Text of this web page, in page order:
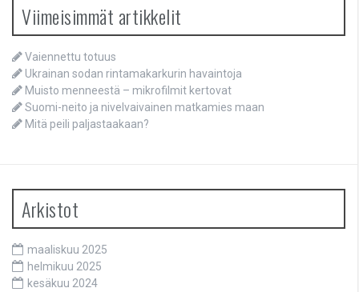
Viimeisimmät artikkelit
Vaiennettu totuus
Ukrainan sodan rintamakarkurin havaintoja
Muisto menneestä – mikrofilmit kertovat
Suomi-neito ja nivelvaivainen matkamies maan
Mitä peili paljastaakaan?
Arkistot
maaliskuu 2025
helmikuu 2025
kesäkuu 2024